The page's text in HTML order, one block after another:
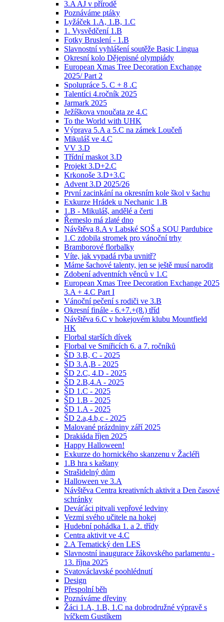
3.A AJ v přírodě
Poznáváme ptáky
Lyžáček 1.A, 1.B, 1.C
1. Vysvědčení 1.B
Fotky Bruslení - 1.B
Slavnostní vyhlášení soutěže Basic Lingua
Okresní kolo Dějepisné olympiády
European Xmas Tree Decoration Exchange
2025/ Part 2
Spolupráce 5. C + 8 .C
Talentíci 4.ročník 2025
Jarmark 2025
Ježíškova vnoučata ze 4.C
To the World with UHK
Výprava 5.A a 5.C na zámek Loučeň
Mikuláš ve 4.C
VV 3.D
Třídní maskot 3.D
Projekt 3.D+2.C
Krkonoše 3.D+3.C
Advent 3.D 2025/26
První zacinkání na okresním kole škol v šachu
Exkurze Hrádek u Nechanic 1.B
1.B - Mikuláš, andělé a čerti
Řemeslo má zlaté dno
Návštěva 8.A v Labské SOŠ a SOU Pardubice
1.C zdobila stromek pro vánoční trhy
Bramborové florbalky
Víte, jak vypadá ryba uvnitř?
Máme šachové talenty, jen se ještě musí narodit
Zdobení adventních věnců v 1.C
European Xmas Tree Decoration Exchange 2025
3.A + 4.C Part I
Vánoční pečení s rodiči ve 3.B
Okresní finále - 6.+7.+(8.) tříd
Návštěva 6.C v hokejovém klubu Mountfield
HK
Florbal starších dívek
Florbal ve Smiřicích 6. a 7. ročníků
ŠD 3.B, C - 2025
ŠD 3.A,B - 2025
ŠD 2.C, 4.D - 2025
ŠD 2.B,4.A - 2025
ŠD 1.C - 2025
ŠD 1.B - 2025
ŠD 1.A - 2025
ŠD 2.a,4.b,c - 2025
Malované prázdniny září 2025
Drakiáda říjen 2025
Happy Halloween!
Exkurze do hornického skanzenu v Žacléři
1.B hra s kaštany
Strašidelný dům
Halloween ve 3.A
Návštěva Centra kreativních aktivit a Den časové
schránky
Deváťáci pitvali vepřové ledviny
Vezmi svého učitele na hokej
Hudební pohádka 1. a 2. třídy
Centra aktivit ve 4.C
2.A Tematický den LES
Slavnostní inaugurace žákovského parlamentu -
13. října 2025
Svatováclavské poohlédnutí
Design
Přespolní běh
Poznáváme dřeviny
Žáci 1.A, 1.B, 1.C na dobrodružné výpravě s
lvíčkem Gustíkem